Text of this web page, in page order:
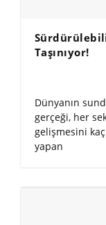
Taşınıyor!
Dünyanın
gerçeği, her
gelişmesini
yapan